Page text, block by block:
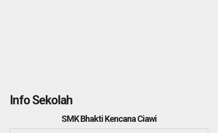
Info Sekolah
SMK Bhakti Kencana Ciawi